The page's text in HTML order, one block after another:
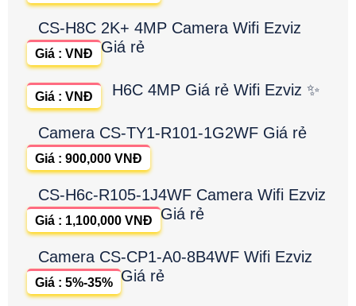
CS-H8C 2K+ 4MP Camera Wifi Ezviz
Giá rẻ
Giá : VNĐ
H6C 4MP Giá rẻ Wifi Ezviz ✨
Giá : VNĐ
Camera CS-TY1-R101-1G2WF Giá rẻ
Giá : 900,000 VNĐ
CS-H6c-R105-1J4WF Camera Wifi Ezviz
Giá rẻ
Giá : 1,100,000 VNĐ
Camera CS-CP1-A0-8B4WF Wifi Ezviz
Giá rẻ
Giá : 5%-35%